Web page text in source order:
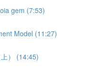
gem (7:53)
Model (11:27)
） (14:45)